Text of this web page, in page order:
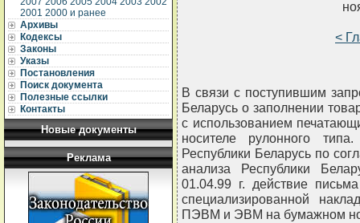
2001 2000 и ранее
Архивы
Кодексы
Законы
Указы
Постановления
Поиск документа
Полезные ссылки
Контакты
Новые документы
Реклама
<
В связи с поступившим
Беларусь о заполнении
с использованием
носителе рулонного
Республики Беларусь по
анализа Республики
01.04.99 г. действие
специализированной
ПЭВМ и ЭВМ на бумажном